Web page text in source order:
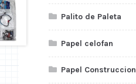
Palito de Paleta
Papel celofan
Papel Construccion